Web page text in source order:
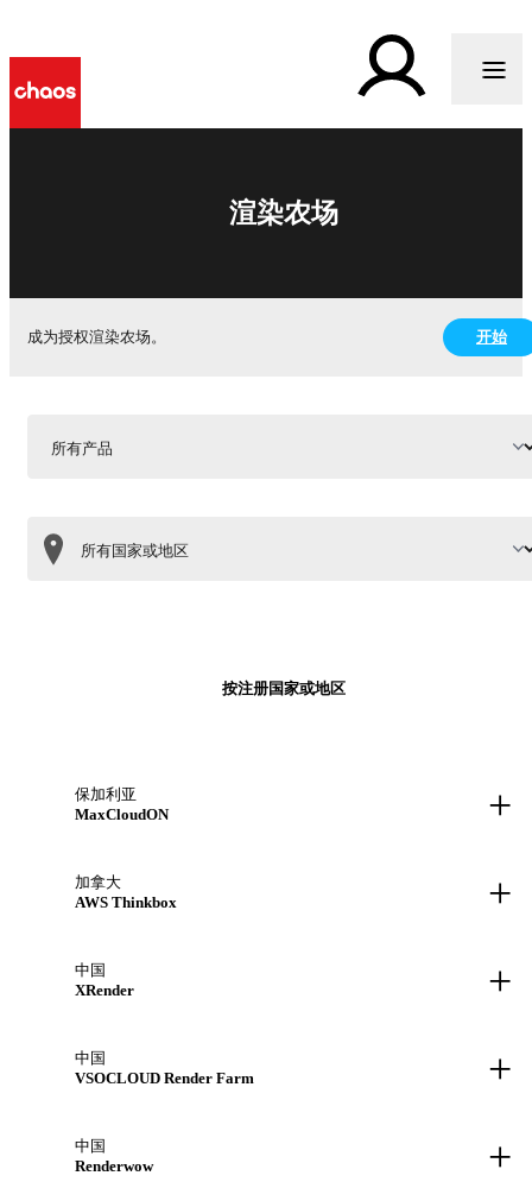
渲染农场
成为授权渲染农场。 开始
按注册国家或地区
保加利亚
MaxCloudON
+
加拿大
AWS Thinkbox
+
中国
XRender
+
中国
VSOCLOUD Render Farm
+
中国
Renderwow
+